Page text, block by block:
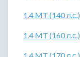
1.4 MT (140 л.с.)
1.4 MT (160 л.с.)